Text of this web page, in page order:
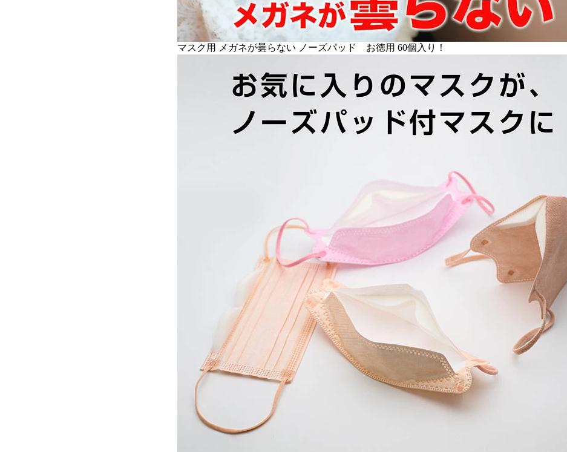
マスク用 メガネが曇らない ノーズパッド お徳用 60個入り！